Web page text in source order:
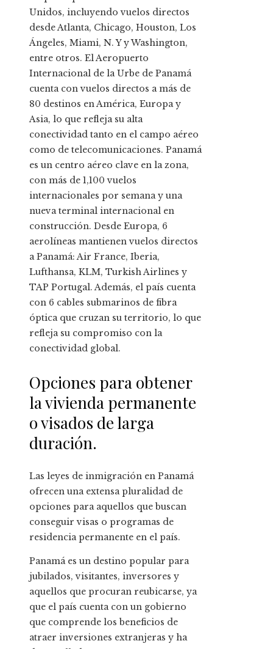
Unidos, incluyendo vuelos directos
desde Atlanta, Chicago, Houston, Los
Ángeles, Miami, N. Y y Washington,
entre otros. El Aeropuerto
Internacional de la Urbe de Panamá
cuenta con vuelos directos a más de
80 destinos en América, Europa y
Asia, lo que refleja su alta
conectividad tanto en el campo aéreo
como de telecomunicaciones. Panamá
es un centro aéreo clave en la zona,
con más de 1,100 vuelos
internacionales por semana y una
nueva terminal internacional en
construcción. Desde Europa, 6
aerolíneas mantienen vuelos directos
a Panamá: Air France, Iberia,
Lufthansa, KLM, Turkish Airlines y
TAP Portugal. Además, el país cuenta
con 6 cables submarinos de fibra
óptica que cruzan su territorio, lo que
refleja su compromiso con la
conectividad global.
Opciones para obtener
la vivienda permanente
o visados de larga
duración.
Las leyes de inmigración en Panamá
ofrecen una extensa pluralidad de
opciones para aquellos que buscan
conseguir visas o programas de
residencia permanente en el país.
Panamá es un destino popular para
jubilados, visitantes, inversores y
aquellos que procuran reubicarse, ya
que el país cuenta con un gobierno
que comprende los beneficios de
atraer inversiones extranjeras y ha